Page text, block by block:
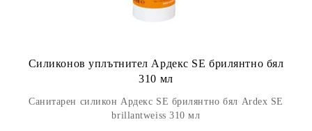
Силиконов уплътнител Ардекс SE брилянтно бял
310 мл
Санитарен силикон Ардекс SE брилянтно бял Ardex SE
brillantweiss 310 мл